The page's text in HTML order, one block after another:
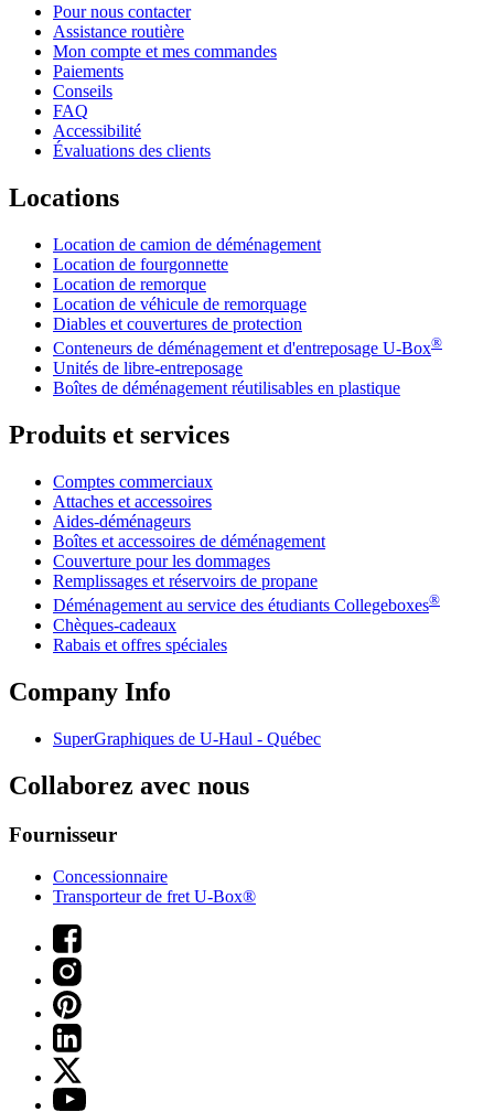
Pour nous contacter
Assistance routière
Mon compte et mes commandes
Paiements
Conseils
FAQ
Accessibilité
Évaluations des clients
Locations
Location de camion de déménagement
Location de fourgonnette
Location de remorque
Location de véhicule de remorquage
Diables et couvertures de protection
Conteneurs de déménagement et d'entreposage U-Box®
Unités de libre-entreposage
Boîtes de déménagement réutilisables en plastique
Produits et services
Comptes commerciaux
Attaches et accessoires
Aides-déménageurs
Boîtes et accessoires de déménagement
Couverture pour les dommages
Remplissages et réservoirs de propane
Déménagement au service des étudiants Collegeboxes®
Chèques-cadeaux
Rabais et offres spéciales
Company Info
SuperGraphiques de U-Haul - Québec
Collaborez avec nous
Fournisseur
Concessionnaire
Transporteur de fret U-Box®